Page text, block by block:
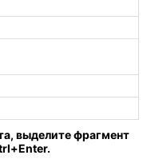
выделите фрагмент